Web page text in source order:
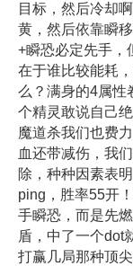
目标，然后冷却
黄，然后依靠瞬
+瞬恐必定先手，
在于谁比较能耗
么？满身的4属性
个精灵敢说自己
魔道杀我们也费
血还带减伤，我
除，种种因素表
ping，胜率55开
手瞬恐，而是先
盾，中了一个dot
打赢几局那种顶